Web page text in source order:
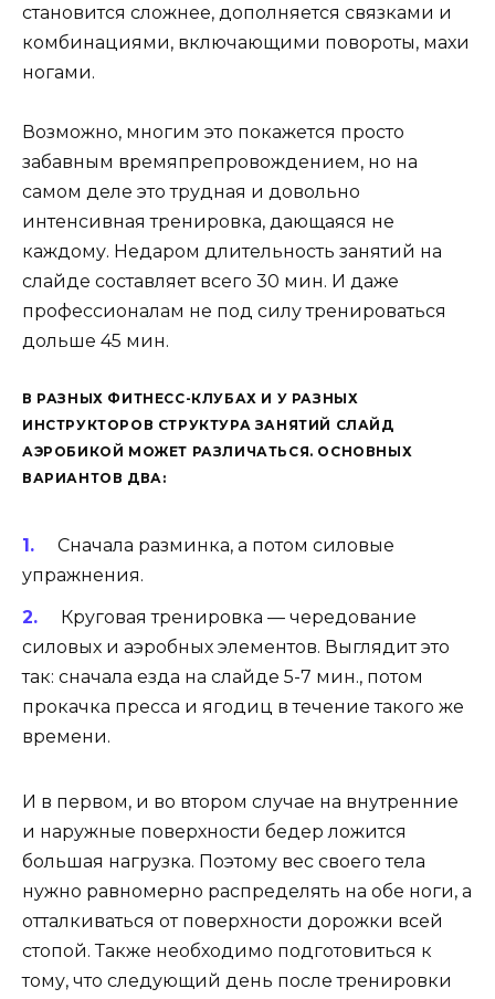
становится сложнее, дополняется связками и
комбинациями, включающими повороты, махи
ногами.
Возможно, многим это покажется просто
забавным времяпрепровождением, но на
самом деле это трудная и довольно
интенсивная тренировка, дающаяся не
каждому. Недаром длительность занятий на
слайде составляет всего 30 мин. И даже
профессионалам не под силу тренироваться
дольше 45 мин.
В РАЗНЫХ ФИТНЕСС-КЛУБАХ И У РАЗНЫХ
ИНСТРУКТОРОВ СТРУКТУРА ЗАНЯТИЙ СЛАЙД
АЭРОБИКОЙ МОЖЕТ РАЗЛИЧАТЬСЯ. ОСНОВНЫХ
ВАРИАНТОВ ДВА:
Сначала разминка, а потом силовые
упражнения.
Круговая тренировка — чередование
силовых и аэробных элементов. Выглядит это
так: сначала езда на слайде 5-7 мин., потом
прокачка пресса и ягодиц в течение такого же
времени.
И в первом, и во втором случае на внутренние
и наружные поверхности бедер ложится
большая нагрузка. Поэтому вес своего тела
нужно равномерно распределять на обе ноги, а
отталкиваться от поверхности дорожки всей
стопой. Также необходимо подготовиться к
тому, что следующий день после тренировки